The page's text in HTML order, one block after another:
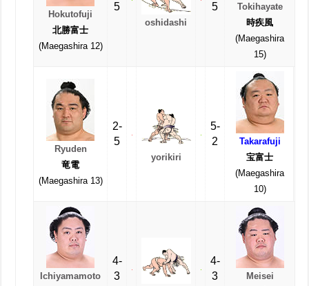
Hokutofuji
北勝富士
(Maegashira 12)
5
oshidashi
5
Tokihayate
時疾風
(Maegashira
15)
Ryuden
竜電
(Maegashira 13)
2-
5
yorikiri
5-
2
Takarafuji
宝富士
(Maegashira
10)
Ichiyamamoto
4-
3
4-
3
Meisei